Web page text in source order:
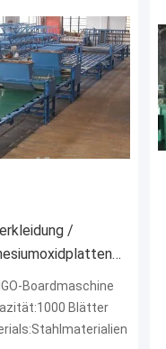
/
Boardmaschine
Blätter